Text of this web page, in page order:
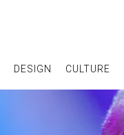
DESIGN CULTURE